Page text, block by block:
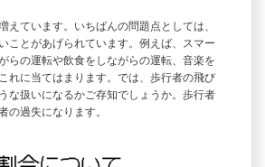
えています。いちばんの問題点としては、
ことがあげられています。例えば、スマー
らの運転や飲食をしながらの運転、音楽を
れに当てはまります。では、歩行者の飛び
な扱いになるかご存知でしょうか。歩行者
の過失になります。